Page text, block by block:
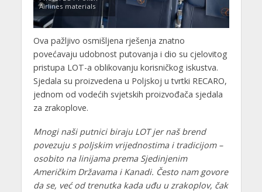
Airlines materials
Ova pažljivo osmišljena rješenja znatno
povećavaju udobnost putovanja i dio su cjelovitog
pristupa LOT-a oblikovanju korisničkog iskustva.
Sjedala su proizvedena u Poljskoj u tvrtki RECARO,
jednom od vodećih svjetskih proizvođača sjedala
za zrakoplove.
Mnogi naši putnici biraju LOT jer naš brend
povezuju s poljskim vrijednostima i tradicijom –
osobito na linijama prema Sjedinjenim
Američkim Državama i Kanadi. Često nam govore
da se, već od trenutka kada uđu u zrakoplov, čak